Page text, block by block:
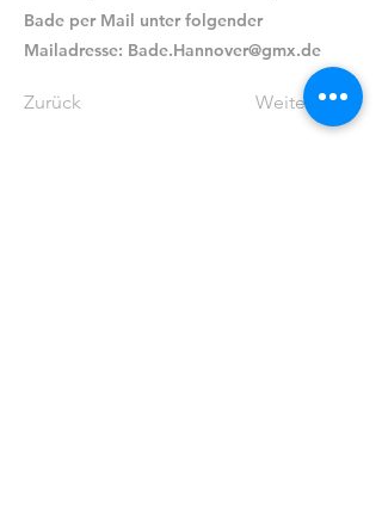
Bade per Mail unter folgender
Mailadresse: Bade.Hannover@gmx.de
Zurück Weiter